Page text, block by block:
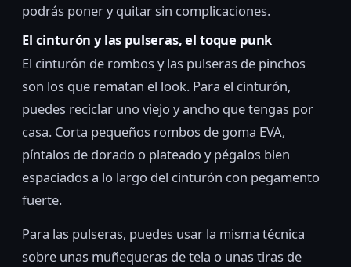
podrás poner y quitar sin complicaciones.
El cinturón y las pulseras, el toque punk
El cinturón de rombos y las pulseras de pinchos
son los que rematan el look. Para el cinturón,
puedes reciclar uno viejo y ancho que tengas por
casa. Corta pequeños rombos de goma EVA,
píntalos de dorado o plateado y pégalos bien
espaciados a lo largo del cinturón con pegamento
fuerte.
Para las pulseras, puedes usar la misma técnica
sobre unas muñequeras de tela o unas tiras de